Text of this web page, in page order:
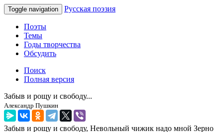
Toggle navigation Русская поэзия
Поэты
Темы
Годы творчества
Обсудить
Поиск
Полная версия
Забыв и рощу и свободу...
Александр Пушкин
Забыв и рощу и свободу, Невольный чижик надо мной Зерно